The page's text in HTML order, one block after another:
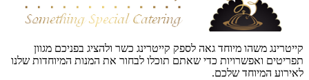
קייטרינג משהו מיוחד גאה לספק קייטרינג כשר ולהציג בפניכם מגוון
תפריטים ואפשרויות כדי שאתם תוכלו לבחור את המנות המיוחדות שלנו
לאירוע המיוחד שלכם.